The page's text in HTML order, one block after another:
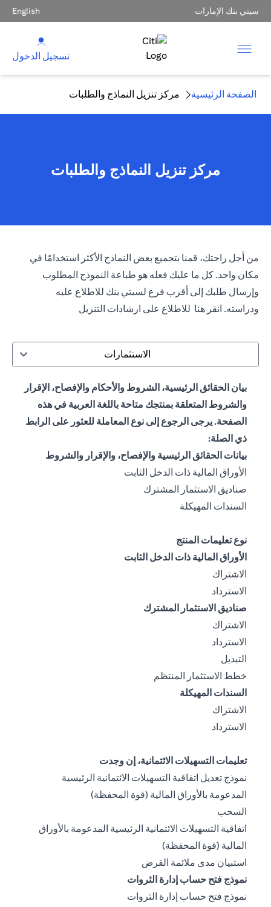
سيتي بنك الإمارات English
تسجيل الدخول
الصفحة الرئيسية مركز تنزيل النماذج والطلبات
مركز تنزيل النماذج والطلبات
من أجل راحتك، قمنا بتجميع بعض النماذج الأكثر استخدامًا في
مكان واحد. كل ما عليك فعله هو طباعة النموذج المطلوب
وإرسال طلبك إلى أقرب فرع لسيتي بنك للاطلاع عليه
ودراسته. انقر هنا للاطلاع على ارشادات التنزيل
الاستثمارات
بيان الحقائق الرئيسية، الشروط والأحكام والإفصاح، الإقرار
والشروط المتعلقة بمنتجك متاحة باللغة العربية في هذه
الصفحة. يرجى الرجوع إلى نوع المعاملة للعثور على الرابط
ذي الصلة:
بيانات الحقائق الرئيسية والإفصاح، والإقرار والشروط
الأوراق المالية ذات الدخل الثابت
صناديق الاستثمار المشترك
السندات المهيكلة
نوع تعليمات المنتج
الأوراق المالية ذات الدخل الثابت
الاشتراك
الاسترداد
صناديق الاستثمار المشترك
الاشتراك
الاسترداد
التبديل
خطط الاستثمار المنتظم
السندات المهيكلة
الاشتراك
الاسترداد
تعليمات التسهيلات الائتمانية، إن وجدت
نموذج تعديل اتفاقية التسهيلات الائتمانية الرئيسية
المدعومة بالأوراق المالية (قوة المحفظة)opens in a new tab
السحب
اتفاقية التسهيلات الائتمانية الرئيسية المدعومة بالأوراق
المالية (قوة المحفظة)opens in a new tab
استبيان مدى ملائمة القرض
نموذج فتح حساب إدارة الثروات
نموذج فتح حساب إدارة الثروات